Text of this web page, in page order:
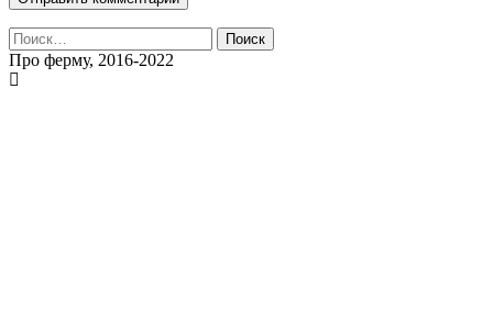
Найти:
Про ферму, 2016-2022